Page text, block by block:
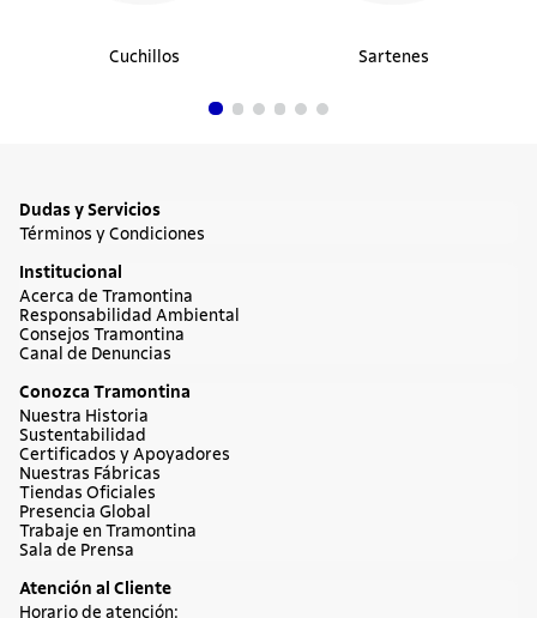
Cuchillos Sartenes
Dudas y Servicios
Términos y Condiciones
Institucional
Acerca de Tramontina
Responsabilidad Ambiental
Consejos Tramontina
Canal de Denuncias
Conozca Tramontina
Nuestra Historia
Sustentabilidad
Certificados y Apoyadores
Nuestras Fábricas
Tiendas Oficiales
Presencia Global
Trabaje en Tramontina
Sala de Prensa
Atención al Cliente
Horario de atención: